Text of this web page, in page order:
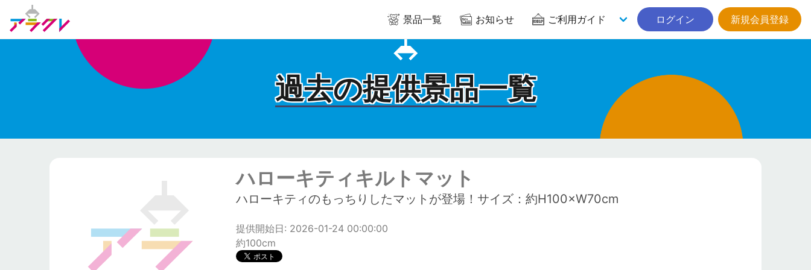
景品一覧 お知らせ ご利用ガイド ログイン 新規会員登録
過去の提供景品一覧
ハローキティキルトマット
ハローキティのもっちりしたマットが登場！サイズ：約H100×W70cm
提供開始日: 2026-01-24 00:00:00
約100cm